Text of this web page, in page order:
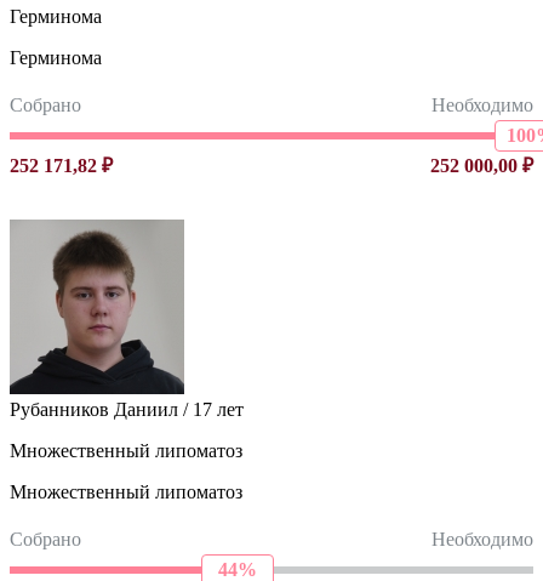
Герминома
Герминома
Собрано
Необходимо
252 171,82 ₽
252 000,00 ₽
Рубанников Даниил / 17 лет
Множественный липоматоз
Множественный липоматоз
Собрано
Необходимо
44%